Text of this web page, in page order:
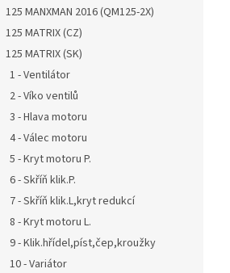
125 MANXMAN 2016 (QM125-2X)
125 MATRIX (CZ)
125 MATRIX (SK)
1 - Ventilátor
2 - Víko ventilů
3 - Hlava motoru
4 - Válec motoru
5 - Kryt motoru P.
6 - Skříň klik.P.
7 - Skříň klik.L,kryt redukcí
8 - Kryt motoru L.
9 - Klik.hřídel,píst,čep,kroužky
10 - Variátor